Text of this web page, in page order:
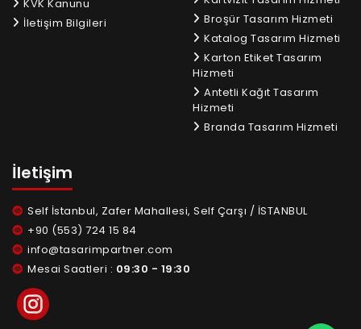
KVK Kanunu
İletişim Bilgileri
Broşür Tasarım Hizmeti
Katalog Tasarım Hizmeti
Karton Etiket Tasarım
Hizmeti
Antetli Kağıt Tasarım
Hizmeti
Branda Tasarım Hizmeti
İletişim
Self İstanbul, Zafer Mahallesi, Self Çarşı / İSTANBUL
+90 (553) 724 15 84
info@tasarimpartner.com
Mesai Saatleri : 09:30 - 19:30